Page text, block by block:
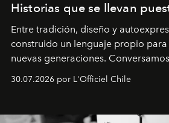
Historias que se llevan
Entre tradición, diseño y
construido un lenguaje propio
nuevas generaciones.
Dubray, la responsable de
Latinoamérica, sobre identidad,
30.07.2026 por L'Officiel Chile